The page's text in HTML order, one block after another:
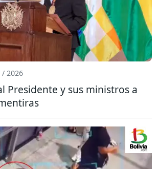
/ 2026
Presidente y sus ministros a